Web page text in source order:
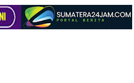
Selamat